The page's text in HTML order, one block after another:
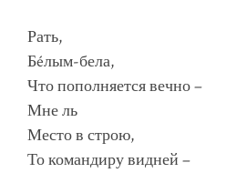
Рать,
Бéлым-бела,
Что пополняется вечно –
Мне ль
Место в строю,
То командиру видней –